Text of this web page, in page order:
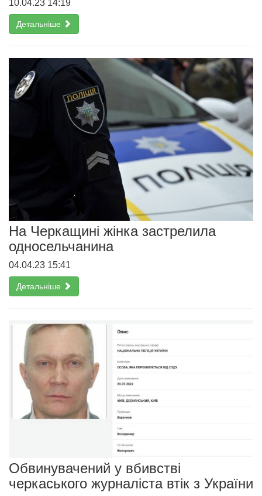
10.04.23 14:19
Детальніше
На Черкащині жінка застрелила
односельчанина
04.04.23 15:41
Детальніше
Обвинувачений у вбивстві
черкаського журналіста втік з України